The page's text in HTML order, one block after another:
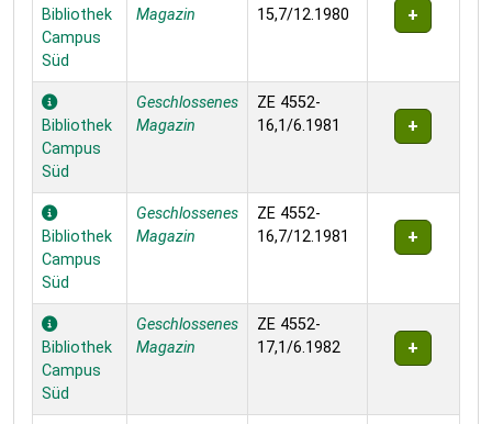
Bibliothek
Campus
Süd
Magazin
15,7/12.1980
Bibliothek
Campus
Süd
Geschlossenes
Magazin
ZE 4552-
16,1/6.1981
Bibliothek
Campus
Süd
Geschlossenes
Magazin
ZE 4552-
16,7/12.1981
Bibliothek
Campus
Süd
Geschlossenes
Magazin
ZE 4552-
17,1/6.1982